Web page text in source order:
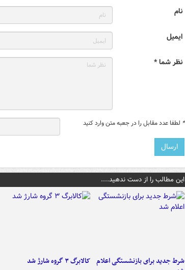
نام
ایمیل
نظر شما *
* لطفا عدد مقابل را در جعبه متن وارد کنید
این مطالب را از دست ندهید....
شرط جدید برای بازنشستگی اعلام کالابرگ ۳ گروه شارژ شد